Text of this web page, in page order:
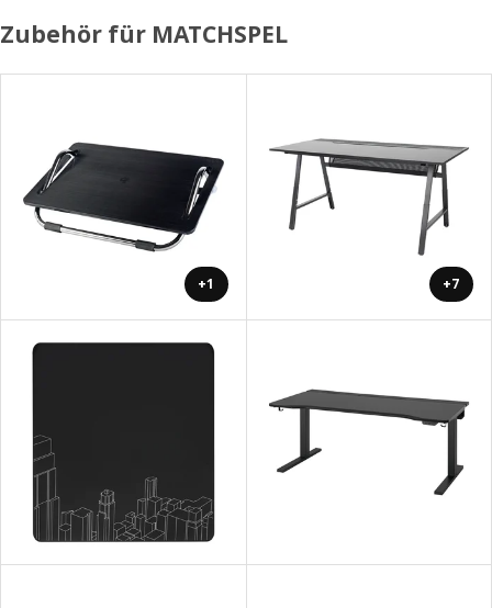
Zubehör für MATCHSPEL
+1 +7